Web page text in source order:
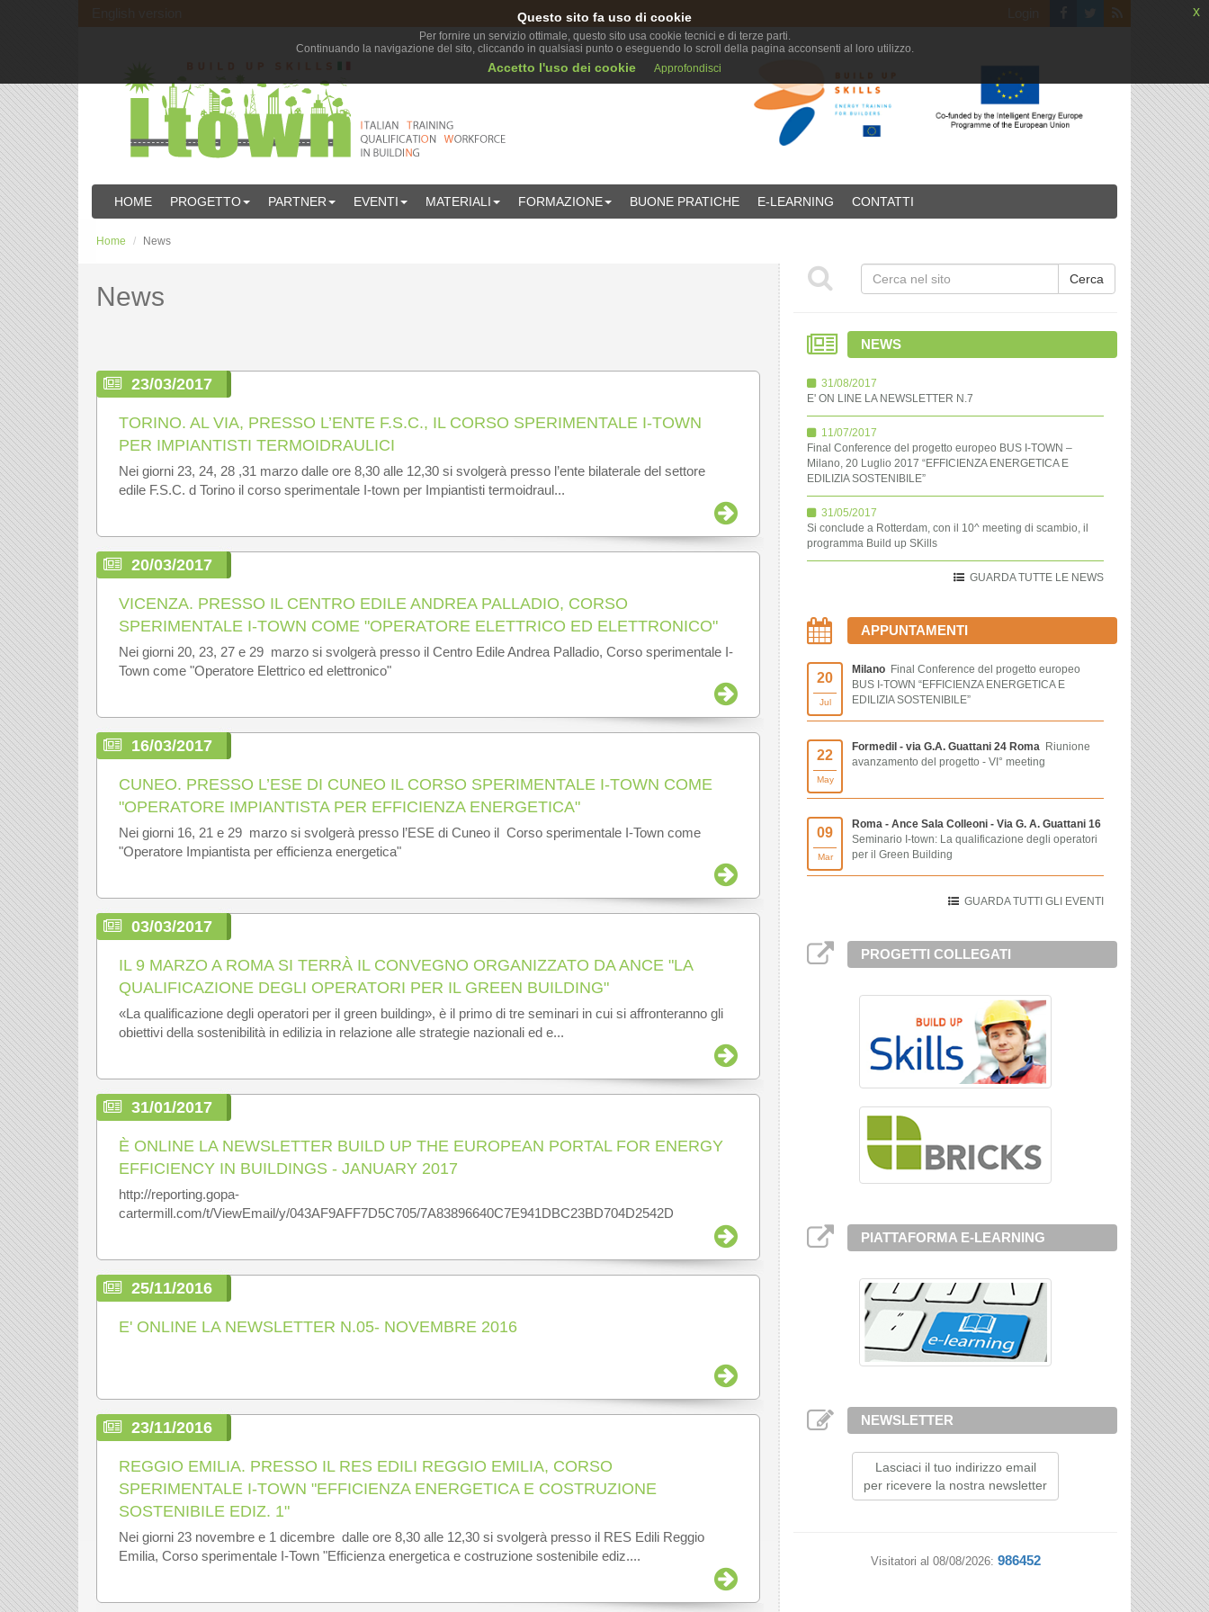
HOME PROGETTO PARTNER EVENTI MATERIALI FORMAZIONE BUONE PRATICHE E-LEARNING CONTATTI
Home News
News
23/03/2017
TORINO. AL VIA, PRESSO L’ENTE F.S.C., IL CORSO SPERIMENTALE I-TOWN
PER IMPIANTISTI TERMOIDRAULICI
Nei giorni 23, 24, 28 ,31 marzo dalle ore 8,30 alle 12,30 si svolgerà presso l’ente bilaterale del settore
edile F.S.C. d Torino il corso sperimentale I-town per Impiantisti termoidraul...
20/03/2017
VICENZA. PRESSO IL CENTRO EDILE ANDREA PALLADIO, CORSO
SPERIMENTALE I-TOWN COME "OPERATORE ELETTRICO ED ELETTRONICO"
Nei giorni 20, 23, 27 e 29 marzo si svolgerà presso il Centro Edile Andrea Palladio, Corso sperimentale I-
Town come "Operatore Elettrico ed elettronico"
16/03/2017
CUNEO. PRESSO L’ESE DI CUNEO IL CORSO SPERIMENTALE I-TOWN COME
"OPERATORE IMPIANTISTA PER EFFICIENZA ENERGETICA"
Nei giorni 16, 21 e 29 marzo si svolgerà presso l’ESE di Cuneo il Corso sperimentale I-Town come
"Operatore Impiantista per efficienza energetica"
03/03/2017
IL 9 MARZO A ROMA SI TERRÀ IL CONVEGNO ORGANIZZATO DA ANCE "LA
QUALIFICAZIONE DEGLI OPERATORI PER IL GREEN BUILDING"
«La qualificazione degli operatori per il green building», è il primo di tre seminari in cui si affronteranno gli
obiettivi della sostenibilità in edilizia in relazione alle strategie nazionali ed e...
31/01/2017
È ONLINE LA NEWSLETTER BUILD UP THE EUROPEAN PORTAL FOR ENERGY
EFFICIENCY IN BUILDINGS - JANUARY 2017
http://reporting.gopa-
cartermill.com/t/ViewEmail/y/043AF9AFF7D5C705/7A83896640C7E941DBC23BD704D2542D
25/11/2016
E' ONLINE LA NEWSLETTER N.05- NOVEMBRE 2016
23/11/2016
REGGIO EMILIA. PRESSO IL RES EDILI REGGIO EMILIA, CORSO
SPERIMENTALE I-TOWN "EFFICIENZA ENERGETICA E COSTRUZIONE
SOSTENIBILE EDIZ. 1"
Nei giorni 23 novembre e 1 dicembre dalle ore 8,30 alle 12,30 si svolgerà presso il RES Edili Reggio
Emilia, Corso sperimentale I-Town "Efficienza energetica e costruzione sostenibile ediz....
NEWS
31/08/2017
E' ON LINE LA NEWSLETTER N.7
11/07/2017
Final Conference del progetto europeo BUS I-TOWN –
Milano, 20 Luglio 2017 “EFFICIENZA ENERGETICA E
EDILIZIA SOSTENIBILE”
31/05/2017
Si conclude a Rotterdam, con il 10^ meeting di scambio, il
programma Build up SKills
GUARDA TUTTE LE NEWS
APPUNTAMENTI
20
Jul
Milano
Final Conference del progetto europeo
BUS I-TOWN “EFFICIENZA ENERGETICA E
EDILIZIA SOSTENIBILE”
22
May
Formedil - via G.A. Guattani 24 Roma
Riunione
avanzamento del progetto - VI° meeting
09
Mar
Roma - Ance Sala Colleoni - Via G. A. Guattani 16
Seminario I-town: La qualificazione degli operatori
per il Green Building
GUARDA TUTTI GLI EVENTI
PROGETTI COLLEGATI
PIATTAFORMA E-LEARNING
NEWSLETTER
Lasciaci il tuo indirizzo email
per ricevere la nostra newsletter
Visitatori al 08/08/2026: 986452
Questo sito fa uso di cookie
Per fornire un servizio ottimale, questo sito usa cookie tecnici e di terze parti.
Continuando la navigazione del sito, cliccando in qualsiasi punto o eseguendo lo scroll della pagina acconsenti al loro utilizzo.
Accetto l'uso dei cookie Approfondisci
x